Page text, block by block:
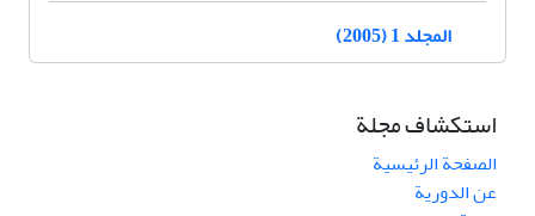
المجلد 1 (2005)
استكشاف مجلة
الصفحة الرئيسية
عن الدورية